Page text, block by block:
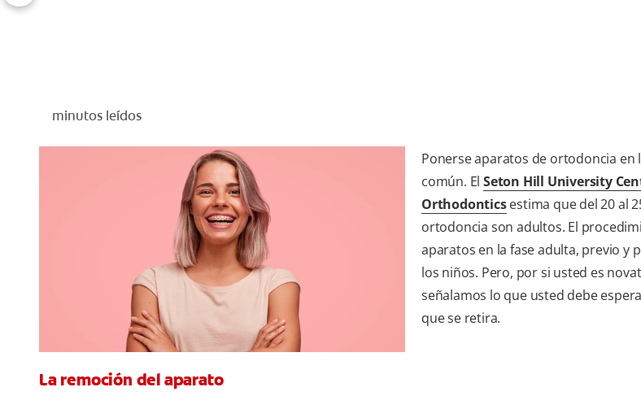
minutos leídos
Ponerse aparatos de ortodoncia en
común. ElSeton Hill University
Orthodonticsestima que del 20 al
ortodoncia son adultos. El
aparatos en la fase adulta, previo y
los niños. Pero, por si usted es
señalamos lo que usted debe
que se retira.
La remoción del aparato